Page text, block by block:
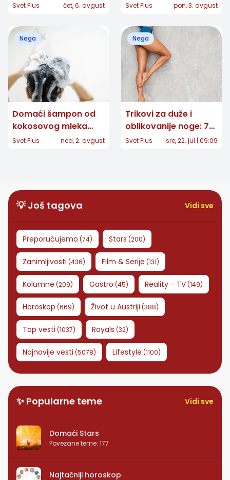
pogoršavaju akne:
nesvesno
Svet Plus čet, 6. avgust
deluje samo ako ga
Svet Plus pon, 3. avgust
Nega
Domaći šampon od
kokosovog mleka
obećava meku kosu,
Svet Plus ned, 2. avgust
Nega
Trikovi za duže i
oblikovanije noge: 7
jednostavnih saveta
Svet Plus sre, 22. jul | 09:09
💡 Još tagova Vidi sve
Preporučujemo (74) Stars (200)
Zanimljivosti (436) Film & Serije (131)
Kolumne (209) Gastro (45) Reality - TV(149)
Horoskop (669) Život u Austriji (388)
Top vesti (1037) Royals (32)
Najnovije vesti (5078) Lifestyle (1100)
✨ Popularne teme Vidi sve
Domaći Stars
Povezane teme: 177
Najtačniji horoskop